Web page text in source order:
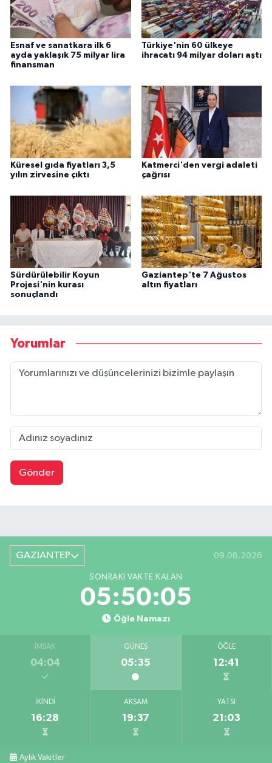
Esnaf ve sanatkara ilk 6
ayda yaklaşık 75 milyar lira
finansman
Türkiye'nin 60 ülkeye
ihracatı 94 milyar doları aştı
Küresel gıda fiyatları 3,5
yılın zirvesine çıktı
Katmerci'den vergi adaleti
çağrısı
Sürdürülebilir Koyun
Projesi'nin kurası
sonuçlandı
Gaziantep'te 7 Ağustos
altın fiyatları
Yorumlar
Gönder
GAZİANTEP 09.08.2026
SONRAKI VAKTE KALAN
05:50:04
Öğle Namazı
İMSAK
04:04
GÜNEŞ
05:35
ÖĞLE
12:41
İKINDI
16:28
AKŞAM
19:37
YATSI
21:03
Aylık Vakitler